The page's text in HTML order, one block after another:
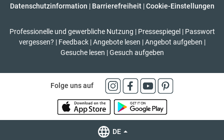
Datenschutzinformation | Barrierefreiheit | Cookie-Einstellungen
Professionelle und gewerbliche Nutzung | Pressespiegel | Passwort
vergessen? | Feedback | Angebote lesen | Angebot aufgeben |
Gesuche lesen | Gesuch aufgeben
Folge uns auf
DE